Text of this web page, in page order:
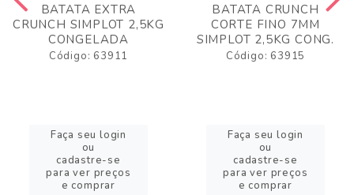
BATATA EXTRA
CRUNCH SIMPLOT 2,5KG
CONGELADA
Código: 63911
Faça seu login
ou
cadastre-se
para ver preços
e comprar
BATATA CRUNCH
CORTE FINO 7MM
SIMPLOT 2,5KG CONG.
Código: 63915
Faça seu login
ou
cadastre-se
para ver preços
e comprar